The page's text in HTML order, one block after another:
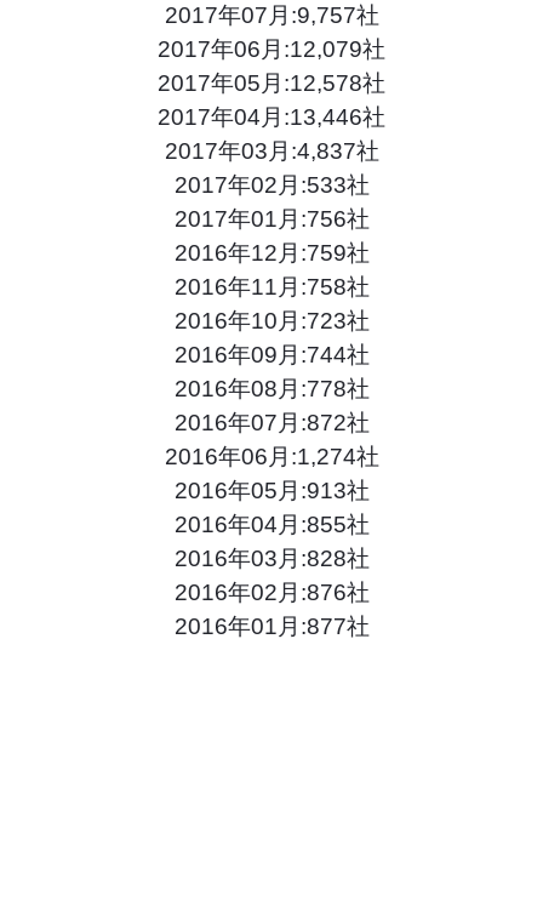
2017年07月:9,757社
2017年06月:12,079社
2017年05月:12,578社
2017年04月:13,446社
2017年03月:4,837社
2017年02月:533社
2017年01月:756社
2016年12月:759社
2016年11月:758社
2016年10月:723社
2016年09月:744社
2016年08月:778社
2016年07月:872社
2016年06月:1,274社
2016年05月:913社
2016年04月:855社
2016年03月:828社
2016年02月:876社
2016年01月:877社